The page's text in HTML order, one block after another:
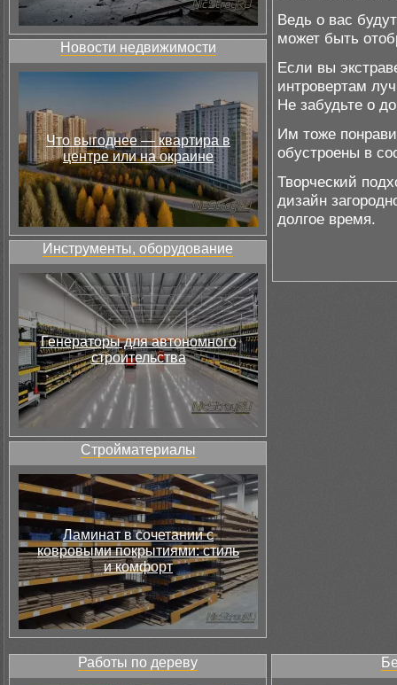
Новости недвижимости
Что выгоднее — квартира в
центре или на окраине
Инструменты, оборудование
Генераторы для автономного
строительства
Стройматериалы
Ламинат в сочетании с
ковровыми покрытиями: стиль
и комфорт
Ведь о вас
может быть
Если вы
интровертам
Не забудьте о
Им тоже
обустроены в
Творческий
дизайн
долгое время.
Работы по дереву